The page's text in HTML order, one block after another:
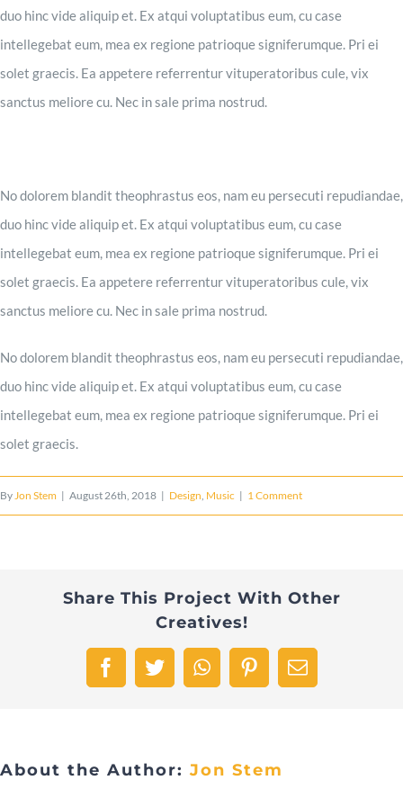
duo hinc vide aliquip et. Ex atqui voluptatibus eum, cu case
intellegebat eum, mea ex regione patrioque signiferumque. Pri ei
solet graecis. Ea appetere referrentur vituperatoribus cule, vix
sanctus meliore cu. Nec in sale prima nostrud.
No dolorem blandit theophrastus eos, nam eu persecuti repudiandae,
duo hinc vide aliquip et. Ex atqui voluptatibus eum, cu case
intellegebat eum, mea ex regione patrioque signiferumque. Pri ei
solet graecis. Ea appetere referrentur vituperatoribus cule, vix
sanctus meliore cu. Nec in sale prima nostrud.
No dolorem blandit theophrastus eos, nam eu persecuti repudiandae,
duo hinc vide aliquip et. Ex atqui voluptatibus eum, cu case
intellegebat eum, mea ex regione patrioque signiferumque. Pri ei
solet graecis.
ByJon Stem | August 26th, 2018 | Design, Music | 1 Comment
Share This Project With Other
Creatives!
FacebookTwitterWhatsAppPinterestEmail
About the Author: Jon Stem